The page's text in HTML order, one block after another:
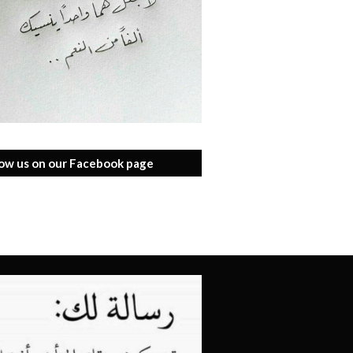
us on our Facebook page